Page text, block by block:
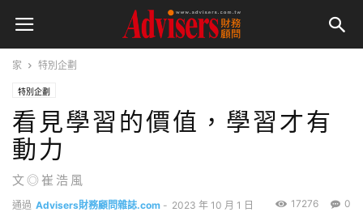
家 特別企劃
特別企劃
看見學習的價值，學習才有
動力
文◎崔浩風
通過 Advisers財務顧問雜誌.com - 2023 年 10 月 1 日 0
17276